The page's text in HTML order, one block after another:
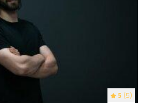
5 (5)